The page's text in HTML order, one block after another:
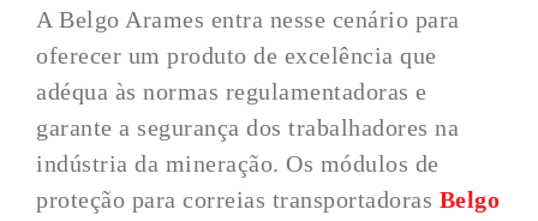
A Belgo Arames entra nesse cenário para
oferecer um produto de excelência que
adéqua às normas regulamentadoras e
garante a segurança dos trabalhadores na
indústria da mineração. Os módulos de
proteção para correias transportadoras Belgo